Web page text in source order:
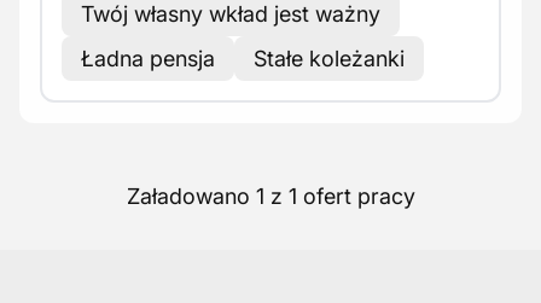
Twój własny wkład jest ważny
Ładna pensja
Stałe koleżanki
Załadowano 1 z 1 ofert pracy